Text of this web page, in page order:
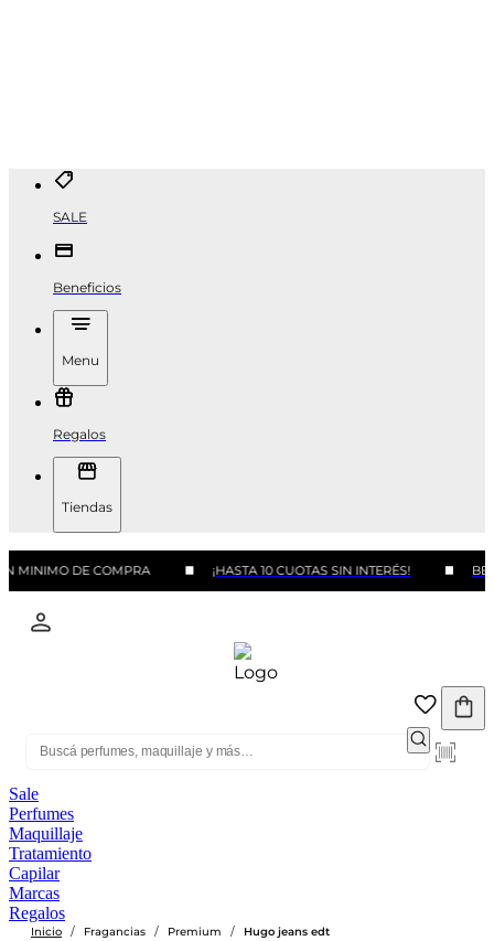
SALE
Beneficios
Menu
Regalos
Tiendas
MINIMO DE COMPRA ¡HASTA 10 CUOTAS SIN INTERÉS!
Sale
Perfumes
Maquillaje
Tratamiento
Capilar
Marcas
Regalos
Inicio / Fragancias / Premium / Hugo jeans edt